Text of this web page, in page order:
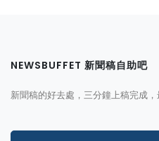
NEWSBUFFET 新聞稿自助吧
新聞稿的好去處，三分鐘上稿完成